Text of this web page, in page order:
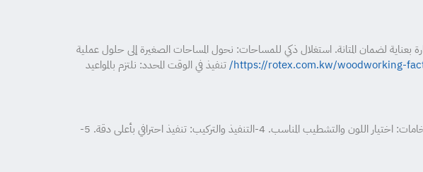
لضمان المتانة. استغلال ذكي للمساحات: نحول المساحات الصغيرة إلى حلول عملية
https://rotex.com.kw/woodworking- تنفيذ في الوقت المحدد: نلتزم بالمواعيد
1-دراسة المساحة: قياس المكان وفهم احتياجات العميل. 2-اقتراح التصميم: تقديم أفكار تناسب طبيعة المنزل. 3-اختيار الخامات: اختيار اللون والتشطيب المناسب. 4-التنفيذ والتركيب: تنفيذ احترافي بأعلى دقة. 5-